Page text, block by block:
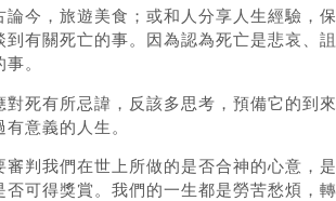
論今，旅遊美食；或和人分享人生經驗，
有關死亡的事。因為認為死亡是悲哀、詛
。
對死有所忌諱，反該多思考，預備它的到
意義的人生。
審判我們在世上所做的是否合神的心意，
否可得獎賞。我們的一生都是勞苦愁煩，